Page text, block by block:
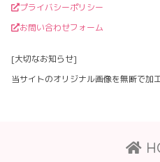
プライバシーポリシー
お問い合わせフォーム
[大切なお知らせ]
当サイトのオリジナル画像を無断で加